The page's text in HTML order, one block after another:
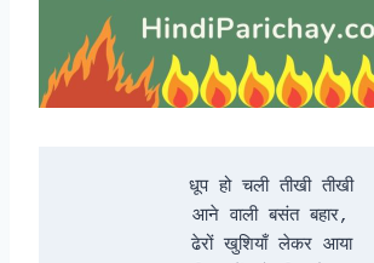
धूप हो चली तीखी तीखी
आने वाली बसंत बहार,
ढेरों खुशियाँ लेकर आया